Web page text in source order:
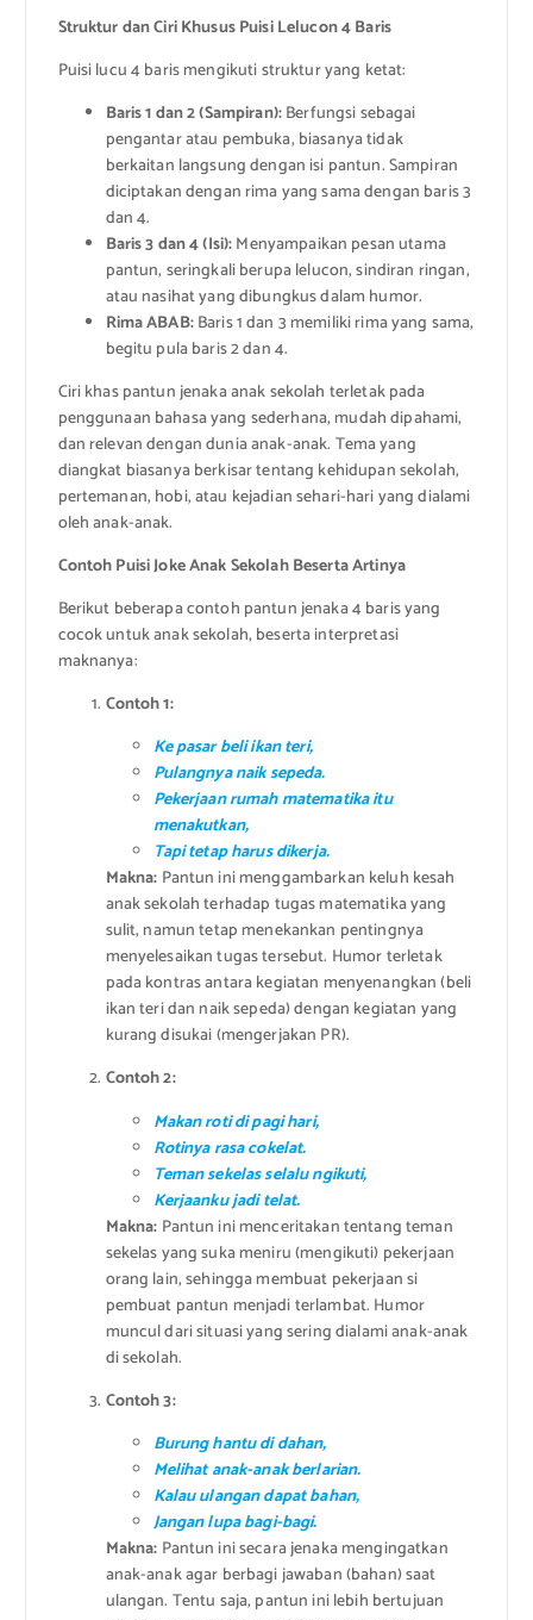
Struktur dan Ciri Khusus Puisi Lelucon 4 Baris
Puisi lucu 4 baris mengikuti struktur yang ketat:
Baris 1 dan 2 (Sampiran):Berfungsi sebagai
pengantar atau pembuka, biasanya tidak
berkaitan langsung dengan isi pantun. Sampiran
diciptakan dengan rima yang sama dengan baris 3
dan 4.
Baris 3 dan 4 (Isi):Menyampaikan pesan utama
pantun, seringkali berupa lelucon, sindiran ringan,
atau nasihat yang dibungkus dalam humor.
Rima ABAB:Baris 1 dan 3 memiliki rima yang sama,
begitu pula baris 2 dan 4.
Ciri khas pantun jenaka anak sekolah terletak pada
penggunaan bahasa yang sederhana, mudah dipahami,
dan relevan dengan dunia anak-anak. Tema yang
diangkat biasanya berkisar tentang kehidupan sekolah,
pertemanan, hobi, atau kejadian sehari-hari yang dialami
oleh anak-anak.
Contoh Puisi Joke Anak Sekolah Beserta Artinya
Berikut beberapa contoh pantun jenaka 4 baris yang
cocok untuk anak sekolah, beserta interpretasi
maknanya:
Contoh 1:
Ke pasar beli ikan teri,
Pulangnya naik sepeda.
Pekerjaan rumah matematika itu
menakutkan,
Tapi tetap harus dikerja.
Makna: Pantun ini menggambarkan keluh kesah
anak sekolah terhadap tugas matematika yang
sulit, namun tetap menekankan pentingnya
menyelesaikan tugas tersebut. Humor terletak
pada kontras antara kegiatan menyenangkan (beli
ikan teri dan naik sepeda) dengan kegiatan yang
kurang disukai (mengerjakan PR).
Contoh 2:
Makan roti di pagi hari,
Rotinya rasa cokelat.
Teman sekelas selalu ngikuti,
Kerjaanku jadi telat.
Makna: Pantun ini menceritakan tentang teman
sekelas yang suka meniru (mengikuti) pekerjaan
orang lain, sehingga membuat pekerjaan si
pembuat pantun menjadi terlambat. Humor
muncul dari situasi yang sering dialami anak-anak
di sekolah.
Contoh 3:
Burung hantu di dahan,
Melihat anak-anak berlarian.
Kalau ulangan dapat bahan,
Jangan lupa bagi-bagi.
Makna: Pantun ini secara jenaka mengingatkan
anak-anak agar berbagi jawaban (bahan) saat
ulangan. Tentu saja, pantun ini lebih bertujuan